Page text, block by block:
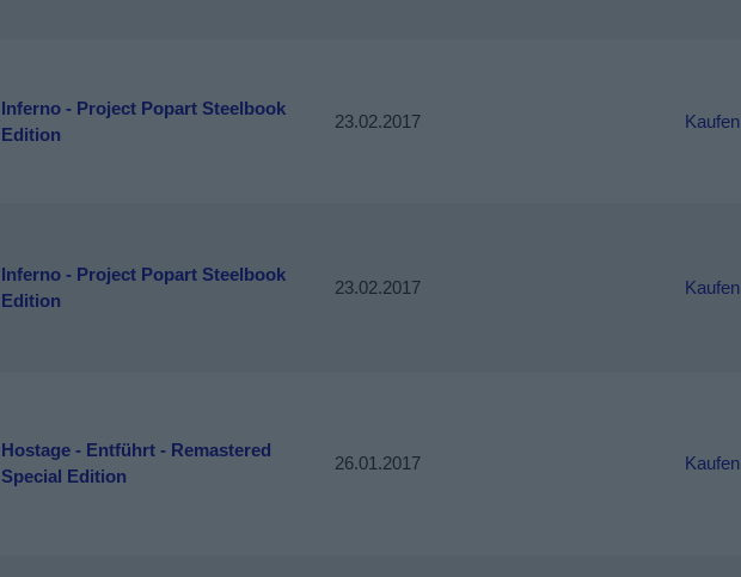
Inferno - Project Popart Steelbook
Edition
23.02.2017 Kaufen
Inferno - Project Popart Steelbook
Edition
23.02.2017 Kaufen
Hostage - Entführt - Remastered
Special Edition
26.01.2017 Kaufen